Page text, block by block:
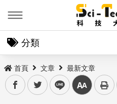
分類
首頁 文章 最新文章
facebooktwitter line 中